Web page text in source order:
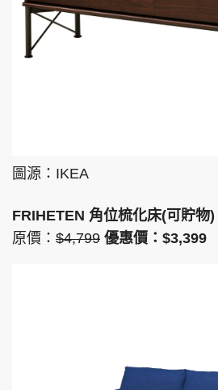
圖源：IKEA
FRIHETEN 角位梳化床(可貯
原價： $4,799 優惠價：$3,399